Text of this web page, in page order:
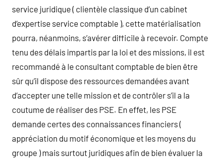
service juridique ( clientèle classique d’un cabinet
d’expertise service comptable ), cette matérialisation
pourra, néanmoins, s’avérer difficile à recevoir. Compte
tenu des délais impartis par la loi et des missions, il est
recommandé à le consultant comptable de bien être
sûr qu’il dispose des ressources demandées avant
d’accepter une telle mission et de contrôler s’il a la
coutume de réaliser des PSE. En effet, les PSE
demande certes des connaissances financiers (
appréciation du motif économique et les moyens du
groupe ) mais surtout juridiques afin de bien évaluer la